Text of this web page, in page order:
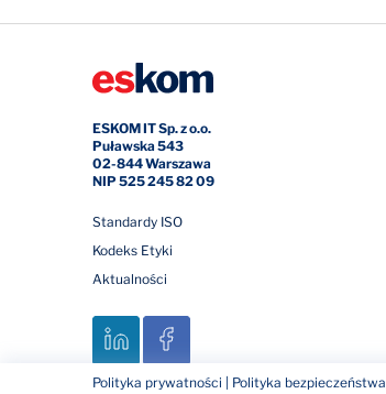
ESKOM IT Sp. z o.o.
Puławska 543
02-844 Warszawa
NIP 525 245 82 09
Standardy ISO
Kodeks Etyki
Aktualności
Polityka prywatności Polityka bezpieczeństwa